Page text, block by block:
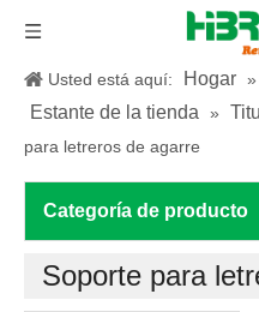
Usted está aquí: Hogar »
Estante de la tienda »
para letreros de agarre
Categoría de producto
Soporte para